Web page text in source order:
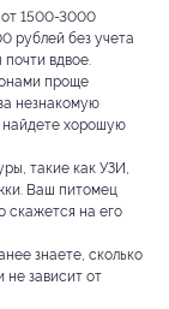
от 1500-3000
рублей без учета
вдвое.
проще
незнакомую
найдете хорошую
такие как УЗИ,
Ваш питомец
скажется на его
знаете, сколько
не зависит от